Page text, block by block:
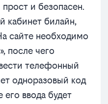
и безопасен.
кабинет билайн,
сайте необходимо
после чего
телефонный
одноразовый код
ввода будет